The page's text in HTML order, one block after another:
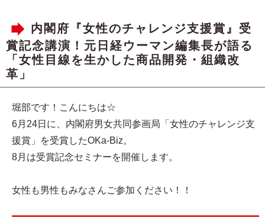
内閣府『女性のチャレンジ支援賞』受
賞記念講演！元日経ウーマン編集長が語る
「女性目線を生かした商品開発・組織改
革」
堀部です！こんにちは☆
6月24日に、内閣府男女共同参画局「女性のチャレンジ支
援賞」を受賞したOKa-Biz。
8月は受賞記念セミナーを開催します。
女性も男性もみなさんご参加ください！！